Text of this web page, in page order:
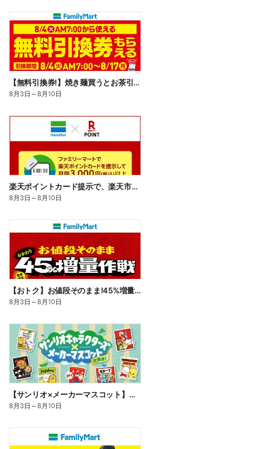
【無料引換券!】焼き麺買うとお茶引換券貰える!
8月3日 ～8月10日
楽天ポイントカード提示で、楽天市場でのお買い物がおトクに!
8月3日 ～8月10日
【おトク】お値段そのまま!45%増量作戦!
8月3日 ～8月10日
【サンリオ×メーカーマスコット】オリジナルグッズ貰える!
8月3日 ～8月10日